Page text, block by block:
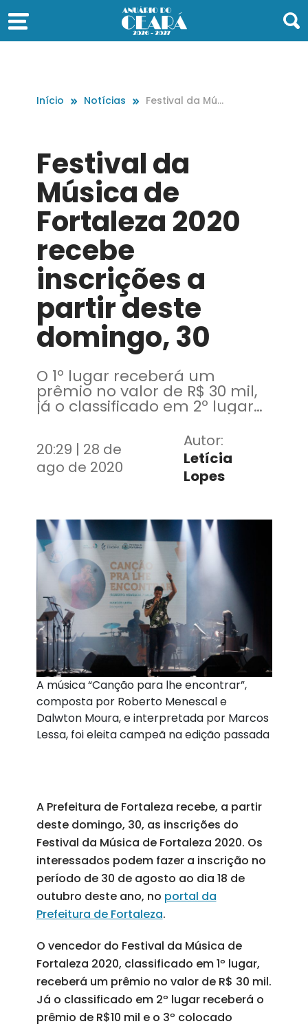
Início Notícias
Festival da Mús
rtir deste domi
ngo, 30
Festival da
Música de
Fortaleza 2020
recebe
inscrições a
partir deste
domingo, 30
O 1º lugar receberá um
prêmio no valor de R$ 30 mil,
já o classificado em 2º lugar
receberá R$10 mil e o 3º
colocado receberá o prêmio
de R$5 mil
20:29 | 28 de
ago de 2020
Autor:
Letícia
Lopes
A música “Canção para lhe encontrar”,
composta por Roberto Menescal e
Dalwton Moura, e interpretada por Marcos
Lessa, foi eleita campeã na edição passada
A Prefeitura de Fortaleza recebe, a partir
deste domingo, 30, as inscrições do
Festival da Música de Fortaleza 2020. Os
interessados podem fazer a inscrição no
período de 30 de agosto ao dia 18 de
outubro deste ano, no portal da
Prefeitura de Fortaleza.
O vencedor do Festival da Música de
Fortaleza 2020, classificado em 1º lugar,
receberá um prêmio no valor de R$ 30 mil.
Já o classificado em 2º lugar receberá o
prêmio de R$10 mil e o 3º colocado